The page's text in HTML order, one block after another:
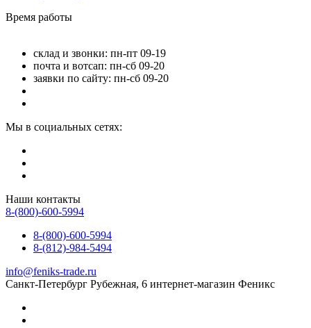
Время работы
склад и звонки: пн-пт 09-19
почта и вотсап: пн-сб 09-20
заявки по сайту: пн-сб 09-20
Мы в социальных сетях:
Наши контакты
8-(800)-600-5994
8-(800)-600-5994
8-(812)-984-5494
info@feniks-trade.ru
Санкт-Петербург Рубежная, 6 интернет-магазин Феникс